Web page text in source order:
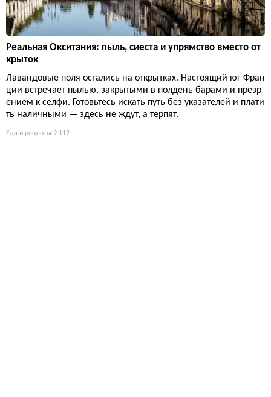
Реальная Окситания: пыль, сиеста и упрямство вместо от
крыток
Лавандовые поля остались на открытках. Настоящий юг Фран
ции встречает пылью, закрытыми в полдень барами и презр
ением к селфи. Готовьтесь искать путь без указателей и плати
ть наличными — здесь не ждут, а терпят.
Еда и рецепты 9 112